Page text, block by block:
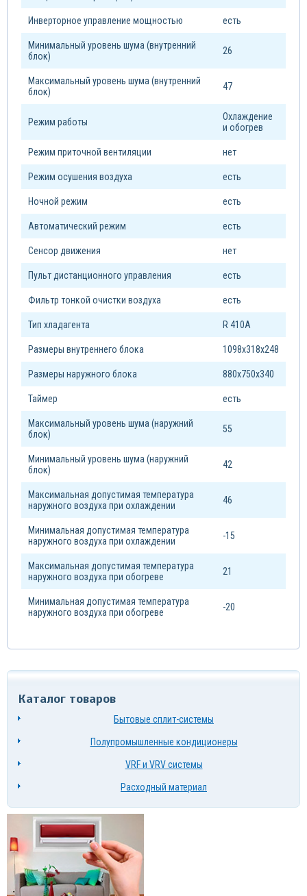
Инверторное управление мощностью есть
Минимальный уровень шума (внутренний
блок)
26
Максимальный уровень шума (внутренний
блок)
47
Режим работы
Охлаждение
и обогрев
Режим приточной вентиляции нет
Режим осушения воздуха есть
Ночной режим есть
Автоматический режим есть
Сенсор движения нет
Пульт дистанционного управления есть
Фильтр тонкой очистки воздуха есть
Тип xладагента R 410A
Размеры внутреннего блока 1098х318х248
Размеры наружного блока 880х750х340
Таймер есть
Максимальный уровень шума (наружний
блок)
55
Минимальный уровень шума (наружний
блок)
42
Максимальная допустимая температура
наружного воздуха при охлаждении
46
Минимальная допустимая температура
наружного воздуха при охлаждении
-15
Максимальная допустимая температура
наружного воздуха при обогреве
21
Минимальная допустимая температура
наружного воздуха при обогреве
-20
Каталог товаров
Бытовые сплит-системы
Полупромышленные кондиционеры
VRF и VRV системы
Расходный материал